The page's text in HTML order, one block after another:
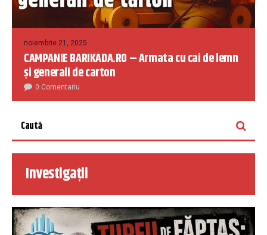
noiembrie 21, 2025
CAMPANIE BARIKADA.RO – Armata cu cai de lemn
și generali de carton
0 Comentariu
Investigații